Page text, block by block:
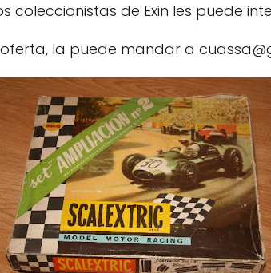
coleccionistas de Exin les puede
la puede mandar a